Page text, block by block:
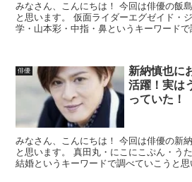
みなさん、こんにちは！ 今回は俳優の飯
と思います。 仮面ライダーエグゼイド・
学・山本彩・中指・鼻というキーワードで
俳優
新納慎也に
活躍！実は
っていた！
みなさん、こんにちは！ 今回は俳優の新
と思います。 真田丸・にこにこぷん・う
結婚というキーワードで調べていこうと思